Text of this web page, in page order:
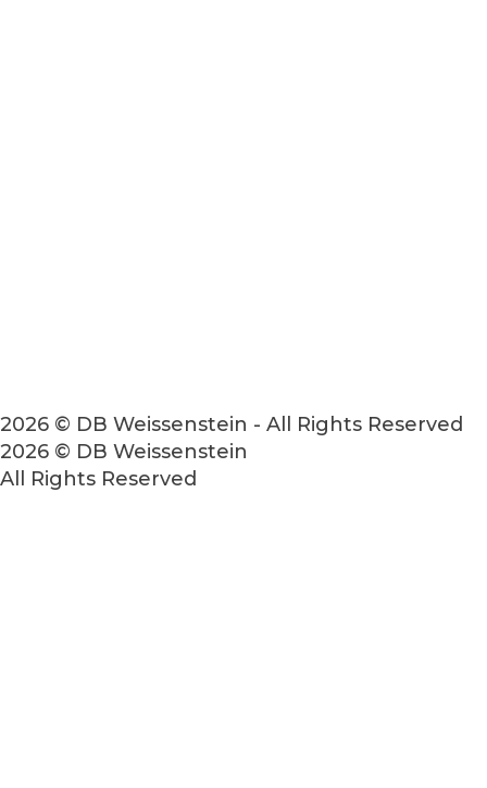
2026 © DB Weissenstein - All Rights Reserved
2026 © DB Weissenstein
All Rights Reserved